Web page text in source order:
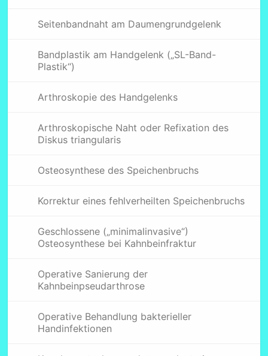
Seitenbandnaht am Daumengrundgelenk
Bandplastik am Handgelenk („SL-Band-
Plastik“)
Arthroskopie des Handgelenks
Arthroskopische Naht oder Refixation des
Diskus triangularis
Osteosynthese des Speichenbruchs
Korrektur eines fehlverheilten Speichenbruchs
Geschlossene („minimalinvasive“)
Osteosynthese bei Kahnbeinfraktur
Operative Sanierung der
Kahnbeinpseudarthrose
Operative Behandlung bakterieller
Handinfektionen